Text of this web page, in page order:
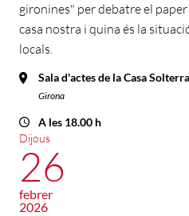
gironines" per debatre el
casa nostra i quina és la
locals.
Sala d'actes de la Casa
Girona
A les 18.00 h
Dijous
26
febrer
2026